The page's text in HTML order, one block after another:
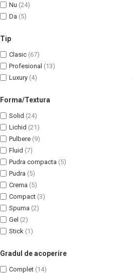
Nu (24)
Da (5)
Tip
Clasic (67)
Profesional (13)
Luxury (4)
Forma/Textura
Solid (24)
Lichid (21)
Pulbere (9)
Fluid (7)
Pudra compacta (5)
Pudra (5)
Crema (5)
Compact (3)
Spuma (2)
Gel (2)
Stick (1)
Gradul de acoperire
Complet (14)